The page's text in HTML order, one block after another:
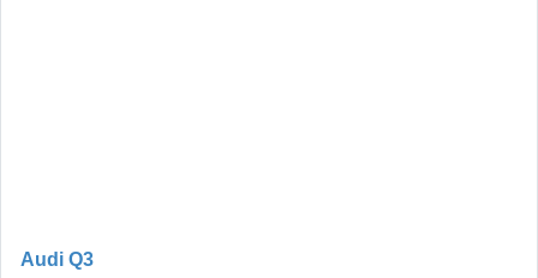
Audi Q3